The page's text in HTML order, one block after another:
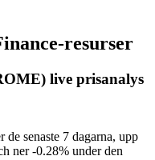
resurser
live prisanalys
senaste 7 dagarna, upp
ner -0.28% under den